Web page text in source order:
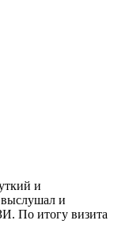
и
и
По итогу визита